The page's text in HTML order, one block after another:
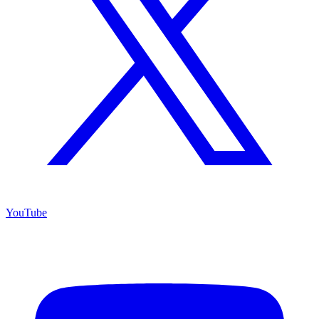
YouTube